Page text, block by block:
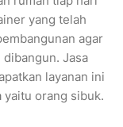
yang telah
agar
Jasa
layanan ini
yaitu orang sibuk.